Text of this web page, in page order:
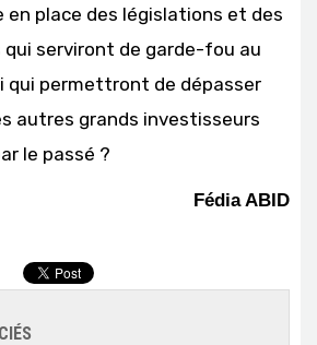
en place des législations et des
serviront de garde-fou au
qui permettront de dépasser
autres grands investisseurs
le passé ?
Fédia ABID